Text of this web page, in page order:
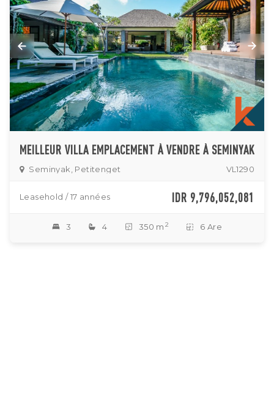
MEILLEUR VILLA EMPLACEMENT À VENDRE À SEMINYAK
Seminyak, Petitenget VL1290
Leasehold / 17 années IDR 9,796,052,081
3 4 350 m 2 6 Are